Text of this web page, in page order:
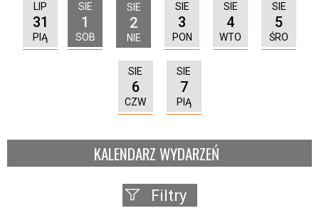
LIP
31
PIĄ
SIE
1
SOB
SIE
2
NIE
SIE
3
PON
SIE
4
WTO
SIE
5
ŚRO
SIE
6
CZW
SIE
7
PIĄ
KALENDARZ WYDARZEŃ
Filtry